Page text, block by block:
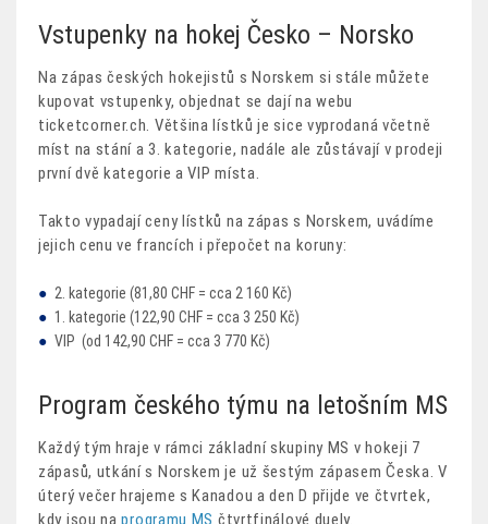
Vstupenky na hokej Česko – Norsko
Na zápas českých hokejistů s Norskem si stále můžete
kupovat vstupenky, objednat se dají na webu
ticketcorner.ch. Většina lístků je sice vyprodaná včetně
míst na stání a 3. kategorie, nadále ale zůstávají v prodeji
první dvě kategorie a VIP místa.
Takto vypadají ceny lístků na zápas s Norskem, uvádíme
jejich cenu ve francích i přepočet na koruny:
2. kategorie (81,80 CHF = cca 2 160 Kč)
1. kategorie (122,90 CHF = cca 3 250 Kč)
VIP (od 142,90 CHF = cca 3 770 Kč)
Program českého týmu na letošním MS
Každý tým hraje v rámci základní skupiny MS v hokeji 7
zápasů, utkání s Norskem je už šestým zápasem Česka. V
úterý večer hrajeme s Kanadou a den D přijde ve čtvrtek,
kdy jsou naprogramu MS čtvrtfinálové duely.